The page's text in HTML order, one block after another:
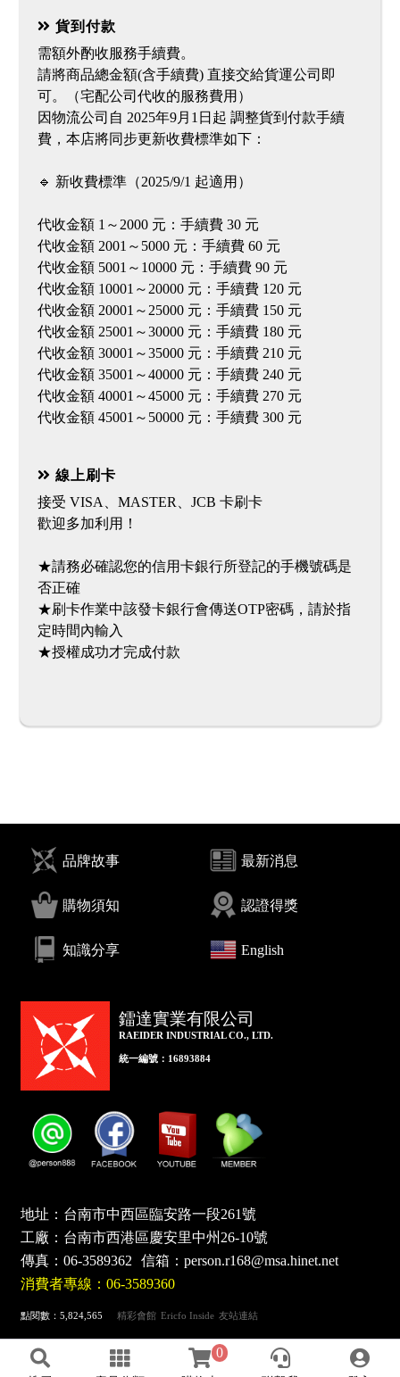
貨到付款
需額外酌收服務手續費。
請將商品總金額(含手續費) 直接交給貨運公司即
可。（宅配公司代收的服務費用）
因物流公司自 2025年9月1日起 調整貨到付款手續
費，本店將同步更新收費標準如下：
🔹 新收費標準（2025/9/1 起適用）
代收金額 1～2000 元：手續費 30 元
代收金額 2001～5000 元：手續費 60 元
代收金額 5001～10000 元：手續費 90 元
代收金額 10001～20000 元：手續費 120 元
代收金額 20001～25000 元：手續費 150 元
代收金額 25001～30000 元：手續費 180 元
代收金額 30001～35000 元：手續費 210 元
代收金額 35001～40000 元：手續費 240 元
代收金額 40001～45000 元：手續費 270 元
代收金額 45001～50000 元：手續費 300 元
線上刷卡
接受 VISA、MASTER、JCB 卡刷卡
歡迎多加利用！
★請務必確認您的信用卡銀行所登記的手機號碼是
否正確
★刷卡作業中該發卡銀行會傳送OTP密碼，請於指
定時間內輸入
品牌故事 最新消息
購物須知 認證得獎
知識分享 English
鐳達實業有限公司
RAEIDER INDUSTRIAL CO., LTD.
統一編號：16893884
地址：台南市中西區臨安路一段261號
工廠：台南市西港區慶安里中州26-10號
傳真：06-3589362 信箱：person.r168@msa.hinet.net
消費者專線：06-3589360
點閱數：5,824,565 精彩會館 Ericfo Inside 友站連結
0